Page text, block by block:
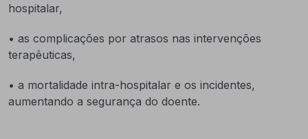
hospitalar,
• as complicações por atrasos nas intervenções
terapêuticas,
• a mortalidade intra-hospitalar e os incidentes,
aumentando a segurança do doente.